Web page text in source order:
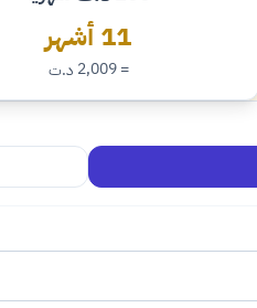
دينار
11 أشهر
= 2,009 دينار
د.ت